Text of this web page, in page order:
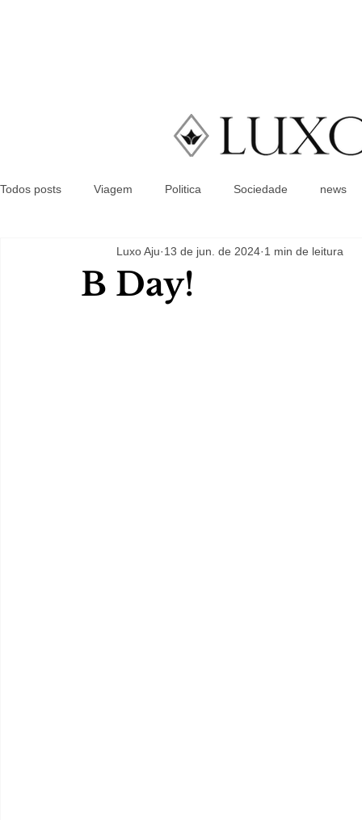
Todos posts Viagem Politica Sociedade news
B Day!
Luxo Aju 13 de jun. de 2024 1 min de leitura